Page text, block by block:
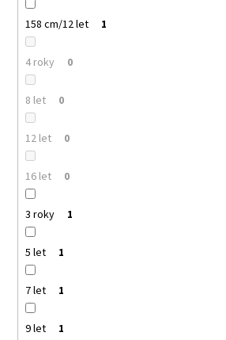
158 cm/12 let 1
4 roky 0
8 let 0
12 let 0
16 let 0
3 roky 1
5 let 1
7 let 1
9 let 1